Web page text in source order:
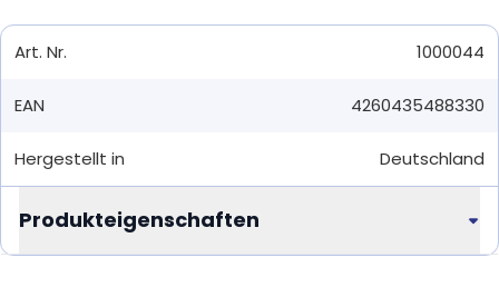
Art. Nr. 1000044
EAN 4260435488330
Hergestellt in Deutschland
Produkteigenschaften